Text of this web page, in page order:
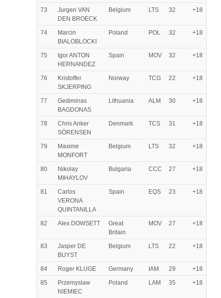
73
Jurgen VAN
DEN BROECK
Belgium LTS 32 +18
74
Marcin
BIALOBLOCKI
Poland POL 32 +18
75
Igor ANTON
HERNANDEZ
Spain MOV 32 +18
76
Kristoffer
SKJERPING
Norway TCG 22 +18
77
Gediminas
BAGDONAS
Lithuania ALM 30 +18
78
Chris Anker
SÖRENSEN
Denmark TCS 31 +18
79
Maxime
MONFORT
Belgium LTS 32 +18
80
Nikolay
MIHAYLOV
Bulgaria CCC 27 +18
81
Carlos
VERONA
QUINTANILLA
Spain EQS 23 +18
82 Alex DOWSETT
Great
Britain
MOV 27 +18
83
Jasper DE
BUYST
Belgium LTS 22 +18
84 Roger KLUGE Germany IAM 29
+18
85
Przemyslaw
NIEMIEC
Poland LAM 35 +18